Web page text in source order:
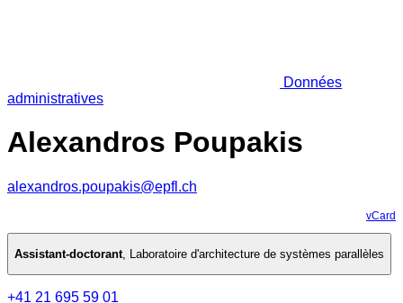
Données
administratives
Alexandros Poupakis
alexandros.poupakis@epfl.ch
vCard
Assistant-doctorant, Laboratoire d'architecture de systèmes parallèles
+41 21 695 59 01